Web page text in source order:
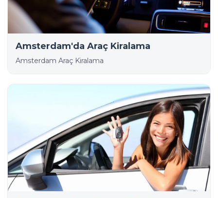
Amsterdam'da Araç Kiralama
Amsterdam Araç Kiralama